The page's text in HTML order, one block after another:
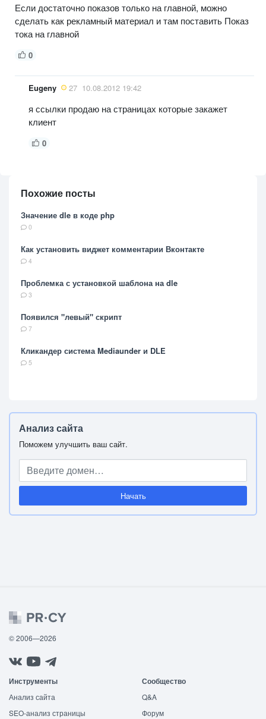
Если достаточно показов только на главной, можно
сделать как рекламный материал и там поставить Показ
тока на главной
0
Eugeny 27 10.08.2012 19:42
я ссылки продаю на страницах которые закажет
клиент
0
Похожие посты
Значение dle в коде php
0
Как установить виджет комментарии Вконтакте
4
Проблемка с установкой шаблона на dle
3
Появился "левый" скрипт
7
Кликандер система Mediaunder и DLE
5
Анализ сайта
Поможем улучшить ваш сайт.
Начать
© 2006—2026
Инструменты
Анализ сайта
SEO-анализ страницы
Сообщество
Q&A
Форум